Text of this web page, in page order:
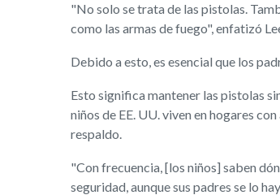
"No solo se trata de las pistolas.
como las armas de fuego", enfatizó
Debido a esto, es esencial que los
Esto significa mantener las pistolas
niños de EE. UU. viven en hogares
respaldo.
"Con frecuencia, [los niños] saben
seguridad, aunque sus padres se lo